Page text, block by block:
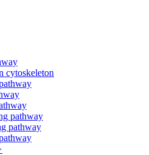
cytoskeleton
pathway
pathway